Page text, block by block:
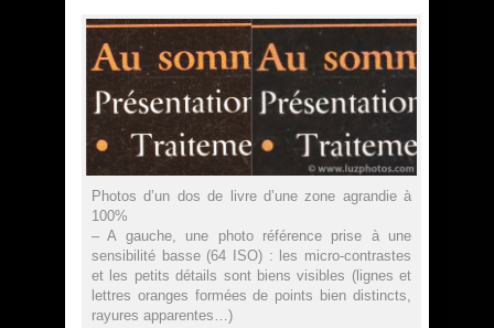
Photos d’un dos de livre d’une zone agrandie à
100%
– A gauche, une photo référence prise à une
sensibilité basse (64 ISO) : les micro-contrastes
et les petits détails sont biens visibles (lignes et
lettres oranges formées de points bien distincts,
rayures apparentes…)